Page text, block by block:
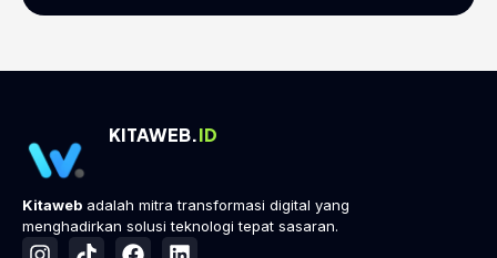
KITAWEB.ID
Kitaweb adalah mitra transformasi digital yang
menghadirkan solusi teknologi tepat sasaran.